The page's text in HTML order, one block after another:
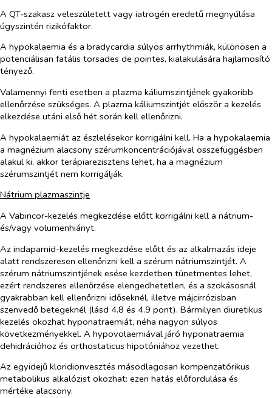
A QT‑szakasz veleszületett vagy iatrogén eredetű megnyúlása
úgyszintén rizikófaktor.
A hypokalaemia és a bradycardia súlyos arrhythmiák, különösen a
potenciálisan fatális torsades de pointes, kialakulására hajlamosító
tényező.
Valamennyi fenti esetben a plazma káliumszintjének gyakoribb
ellenőrzése szükséges. A plazma káliumszintjét először a kezelés
elkezdése utáni első hét során kell ellenőrizni.
A hypokalaemiát az észlelésekor korrigálni kell. Ha a hypokalaemia
a magnézium alacsony szérumkoncentrációjával összefüggésben
alakul ki, akkor terápiarezisztens lehet, ha a magnézium
szérumszintjét nem korrigálják.
Nátrium plazmaszintje
A Vabincor-kezelés megkezdése előtt korrigálni kell a nátrium-
és/vagy volumenhiányt.
Az indapamid-kezelés megkezdése előtt és az alkalmazás ideje
alatt rendszeresen ellenőrizni kell a szérum nátriumszintjét. A
szérum nátriumszintjének esése kezdetben tünetmentes lehet,
ezért rendszeres ellenőrzése elengedhetetlen, és a szokásosnál
gyakrabban kell ellenőrizni időseknél, illetve májcirrózisban
szenvedő betegeknél (lásd 4.8 és 4.9 pont). Bármilyen diuretikus
kezelés okozhat hyponatraemiát, néha nagyon súlyos
következményekkel. A hypovolaemiával járó hyponatraemia
dehidrációhoz és orthostaticus hipotóniához vezethet.
Az egyidejű kloridionvesztés másodlagosan kompenzatórikus
metabolikus alkalózist okozhat: ezen hatás előfordulása és
mértéke alacsony.